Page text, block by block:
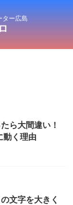
ター広島
ら大間違い！
動く理由
文字を大きく